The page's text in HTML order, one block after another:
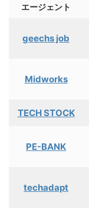
エージェント
geechs job
Midworks
TECH STOCK
PE-BANK
techadapt